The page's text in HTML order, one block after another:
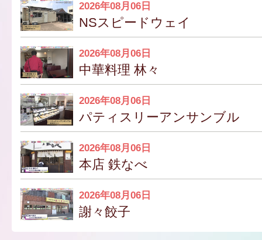
2026年08月06日
NSスピードウェイ
2026年08月06日
中華料理 林々
2026年08月06日
パティスリーアンサンブル
2026年08月06日
本店 鉄なべ
2026年08月06日
謝々餃子